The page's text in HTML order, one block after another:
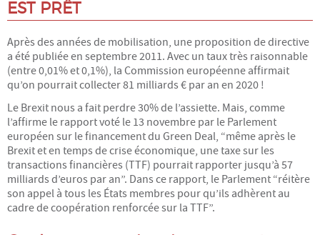
EST PRÊT
Après des années de mobilisation, une proposition de directive
a été publiée en septembre 2011. Avec un taux très raisonnable
(entre 0,01% et 0,1%), la Commission européenne affirmait
qu’on pourrait collecter 81 milliards € par an en 2020 !
Le Brexit nous a fait perdre 30% de l’assiette. Mais, comme
l’affirme le rapport voté le 13 novembre par le Parlement
européen sur le financement du Green Deal, “même après le
Brexit et en temps de crise économique, une taxe sur les
transactions financières (TTF) pourrait rapporter jusqu’à 57
milliards d’euros par an”. Dans ce rapport, le Parlement “réitère
son appel à tous les États membres pour qu’ils adhèrent au
cadre de coopération renforcée sur la TTF”.